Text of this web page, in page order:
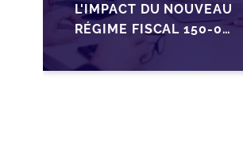
L'IMPACT DU NOUVEAU
RÉGIME FISCAL 150-0
B TER SUR LA
TRANSMISSION DES